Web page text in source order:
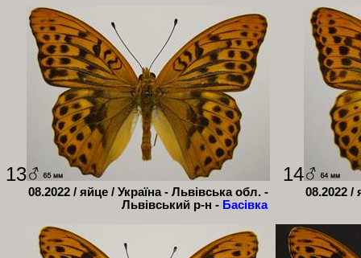
13
08.2022 / яйце / Україна - Львівська обл. -
Львівський р-н - Басівка
14
08.2022 /